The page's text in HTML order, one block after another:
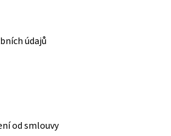
údajů
od smlouvy